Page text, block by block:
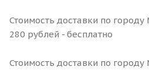
Стоимость доставки по
280 рублей - бесплатно
Стоимость доставки по